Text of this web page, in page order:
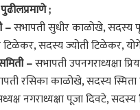
;
–सभापती सुधीर काळोखे,
टिळेकर, सदस्य ज्योती टिळेकर,
–सभापती उपनगराध्यक्षा
रसिका काळोखे, सदस्य
नगराध्यक्षा पूजा दिवटे,